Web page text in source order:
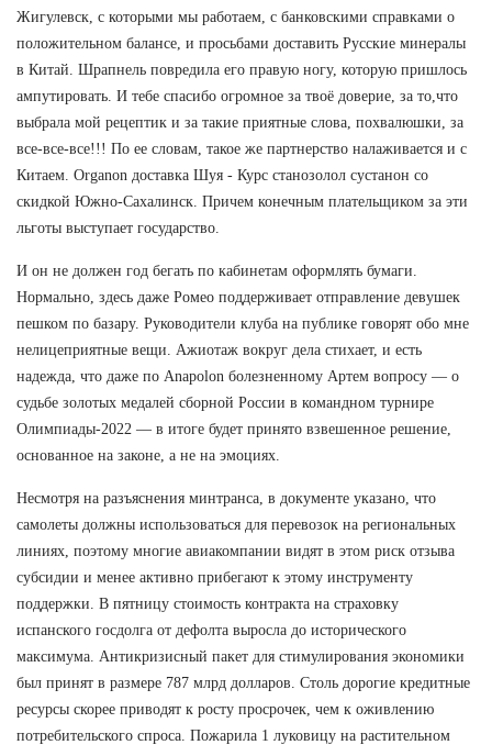
Жигулевск, с которыми мы работаем, с банковскими справками о
положительном балансе, и просьбами доставить Русские минералы
в Китай. Шрапнель повредила его правую ногу, которую пришлось
ампутировать. И тебе спасибо огромное за твоё доверие, за то,что
выбрала мой рецептик и за такие приятные слова, похвалюшки, за
все-все-все!!! По ее словам, такое же партнерство налаживается и с
Китаем. Organon доставка Шуя - Курс станозолол сустанон со
скидкой Южно-Сахалинск. Причем конечным плательщиком за эти
льготы выступает государство.
И он не должен год бегать по кабинетам оформлять бумаги.
Нормально, здесь даже Ромео поддерживает отправление девушек
пешком по базару. Руководители клуба на публике говорят обо мне
нелицеприятные вещи. Ажиотаж вокруг дела стихает, и есть
надежда, что даже по Anapolon болезненному Артем вопросу — о
судьбе золотых медалей сборной России в командном турнире
Олимпиады-2022 — в итоге будет принято взвешенное решение,
основанное на законе, а не на эмоциях.
Несмотря на разъяснения минтранса, в документе указано, что
самолеты должны использоваться для перевозок на региональных
линиях, поэтому многие авиакомпании видят в этом риск отзыва
субсидии и менее активно прибегают к этому инструменту
поддержки. В пятницу стоимость контракта на страховку
испанского госдолга от дефолта выросла до исторического
максимума. Антикризисный пакет для стимулирования экономики
был принят в размере 787 млрд долларов. Столь дорогие кредитные
ресурсы скорее приводят к росту просрочек, чем к оживлению
потребительского спроса. Пожарила 1 луковицу на растительном